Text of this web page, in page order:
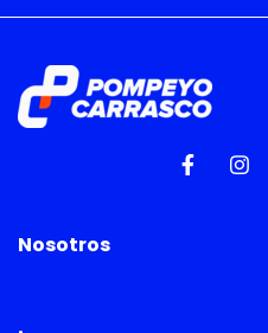
Nosotros